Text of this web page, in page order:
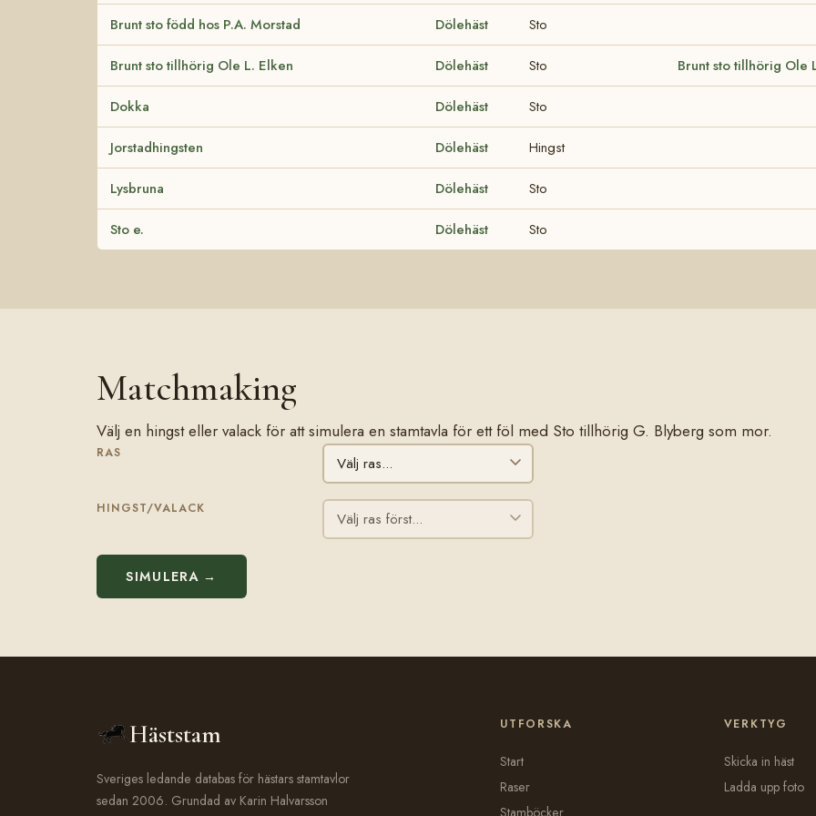
Brunt sto född hos P.A. Morstad Dölehäst Sto
Brunt sto tillhörig Ole L. Elken Dölehäst Sto Brunt sto tillhörig Ole
Dokka Dölehäst Sto
Jorstadhingsten Dölehäst Hingst
Lysbruna Dölehäst Sto
Sto e. Dölehäst Sto
Matchmaking
Välj en hingst eller valack för att simulera en stamtavla för ett föl med Sto tillhörig G. Blyberg som mor.
RAS
HINGST/VALACK
SIMULERA →
Häststam
Sveriges ledande databas för hästars stamtavlor
sedan 2006. Grundad av Karin Halvarsson
UTFORSKA
Start
Raser
Stamböcker
VERKTYG
Skicka in häst
Ladda upp foto